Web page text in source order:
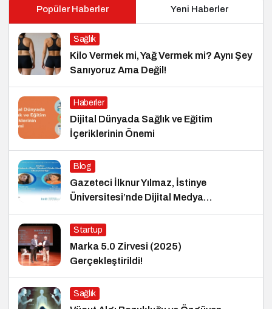
Popüler Haberler Yeni Haberler
Sağlık
Kilo Vermek mi, Yağ Vermek mi? Aynı Şey
Sanıyoruz Ama Değil!
Haberler
Dijital Dünyada Sağlık ve Eğitim
İçeriklerinin Önemi
Blog
Gazeteci İlknur Yılmaz, İstinye
Üniversitesi’nde Dijital Medya
Okuryazarlığı Dersinin Konuğu Oldu
Startup
Marka 5.0 Zirvesi (2025)
Gerçekleştirildi!
Sağlık